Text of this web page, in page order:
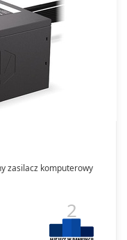
zasilacz komputerowy
2